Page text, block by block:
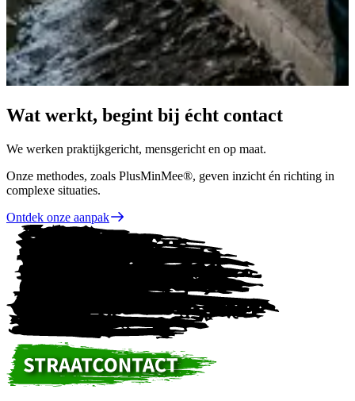
Wat werkt, begint bij écht contact
We werken praktijkgericht, mensgericht en op maat.
Onze methodes, zoals PlusMinMee®, geven inzicht én richting in
complexe situaties.
Ontdek onze aanpak